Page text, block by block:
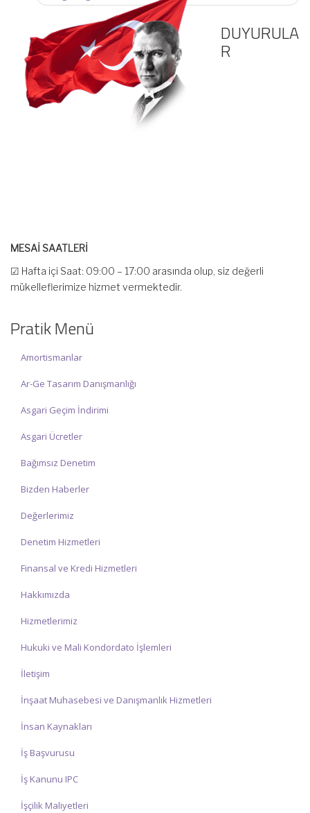
DUYURULA
R
MESAİ SAATLERİ
☑ Hafta içi Saat: 09:00 – 17:00 arasında olup, siz değerli
mükelleflerimize hizmet vermektedir.
olup, siz değerli mükelleflerimize hizmet vermektedir.
teşekkür ederiz.
Pratik Menü
Amortismanlar
Ar-Ge Tasarım Danışmanlığı
Asgari Geçim İndirimi
Asgari Ücretler
Bağımsız Denetim
Bizden Haberler
Değerlerimiz
Denetim Hizmetleri
Finansal ve Kredi Hizmetleri
Hakkımızda
Hizmetlerimiz
Hukuki ve Mali Kondordato İşlemleri
İletişim
İnşaat Muhasebesi ve Danışmanlık Hizmetleri
İnsan Kaynakları
İş Başvurusu
İş Kanunu IPC
İşçilik Maliyetleri